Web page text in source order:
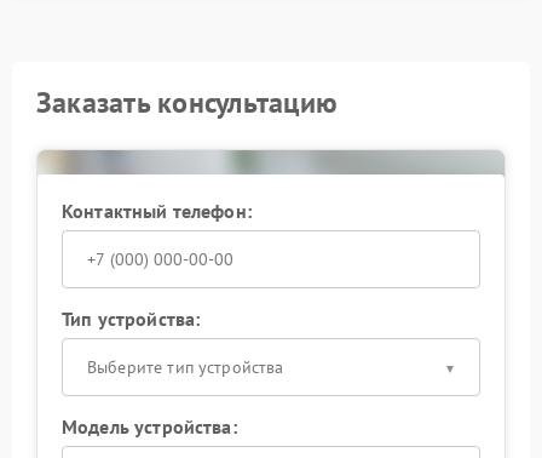
Заказать консультацию
Контактный телефон:
Тип устройства:
Выберите тип устройства
Модель устройства: